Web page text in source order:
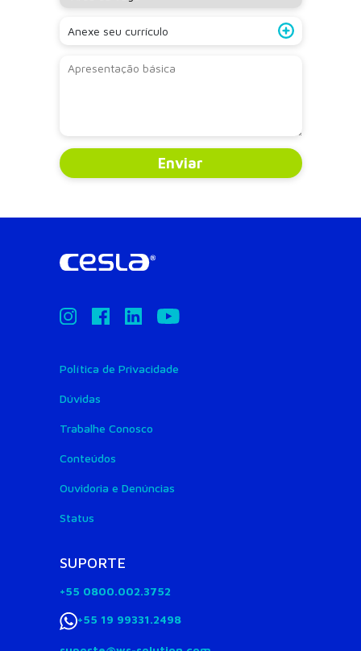
Anexe seu currículo
Política de Privacidade
Dúvidas
Trabalhe Conosco
Conteúdos
Ouvidoria e Denúncias
Status
SUPORTE
+55 0800.002.3752
+55 19 99331.2498